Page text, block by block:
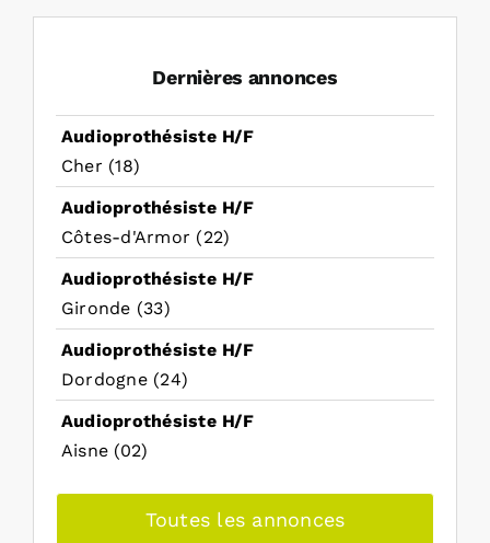
Dernières annonces
Audioprothésiste H/F
Cher (18)
Audioprothésiste H/F
Côtes-d'Armor (22)
Audioprothésiste H/F
Gironde (33)
Audioprothésiste H/F
Dordogne (24)
Audioprothésiste H/F
Aisne (02)
Toutes les annonces